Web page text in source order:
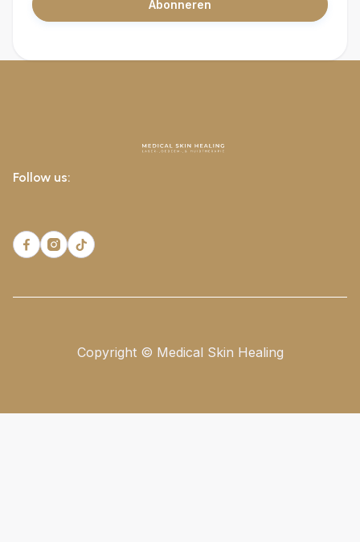
Follow us:
  
Copyright © Medical Skin Healing